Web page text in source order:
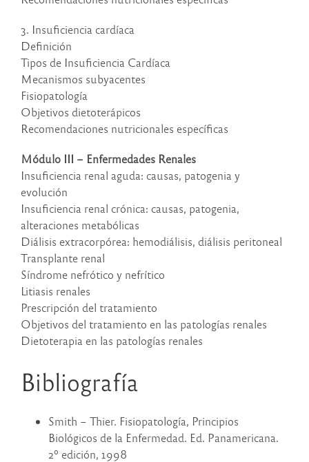
3. Insuficiencia cardíaca
Definición
Tipos de Insuficiencia Cardíaca
Mecanismos subyacentes
Fisiopatología
Objetivos dietoterápicos
Recomendaciones nutricionales específicas
Módulo III – Enfermedades Renales
Insuficiencia renal aguda: causas, patogenia y
evolución
Insuficiencia renal crónica: causas, patogenia,
alteraciones metabólicas
Diálisis extracorpórea: hemodiálisis, diálisis peritoneal
Transplante renal
Síndrome nefrótico y nefrítico
Litiasis renales
Prescripción del tratamiento
Objetivos del tratamiento en las patologías renales
Dietoterapia en las patologías renales
Bibliografía
Smith – Thier. Fisiopatología, Principios
Biológicos de la Enfermedad. Ed. Panamericana.
2º edición, 1998